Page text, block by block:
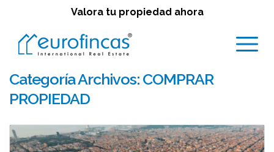
Valora tu propiedad ahora
Categoría Archivos: COMPRAR
PROPIEDAD